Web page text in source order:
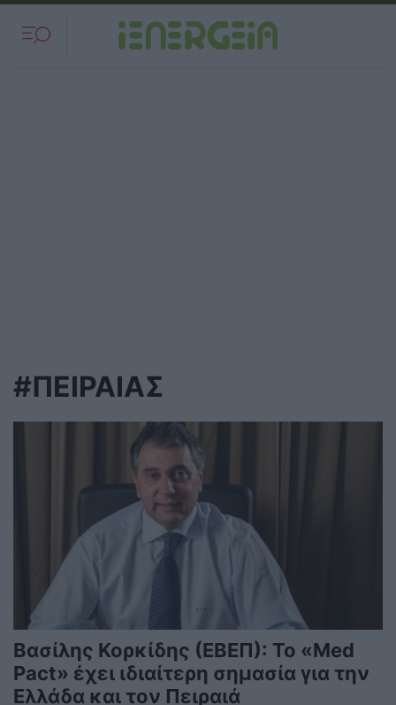
#ΠΕΙΡΑΙΑΣ
Βασίλης Κορκίδης (ΕΒΕΠ): Το «Med
Pact» έχει ιδιαίτερη σημασία για την
Ελλάδα και τον Πειραιά